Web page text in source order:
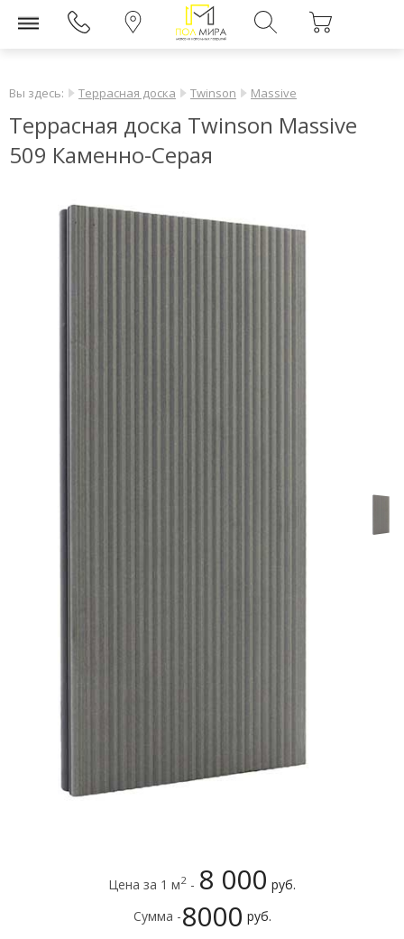
Вы здесь: Террасная доска Twinson Massive
Террасная доска Twinson Massive
509 Каменно-Серая
Цена за 1 м2 - 8 000 руб.
Сумма -8000 руб.